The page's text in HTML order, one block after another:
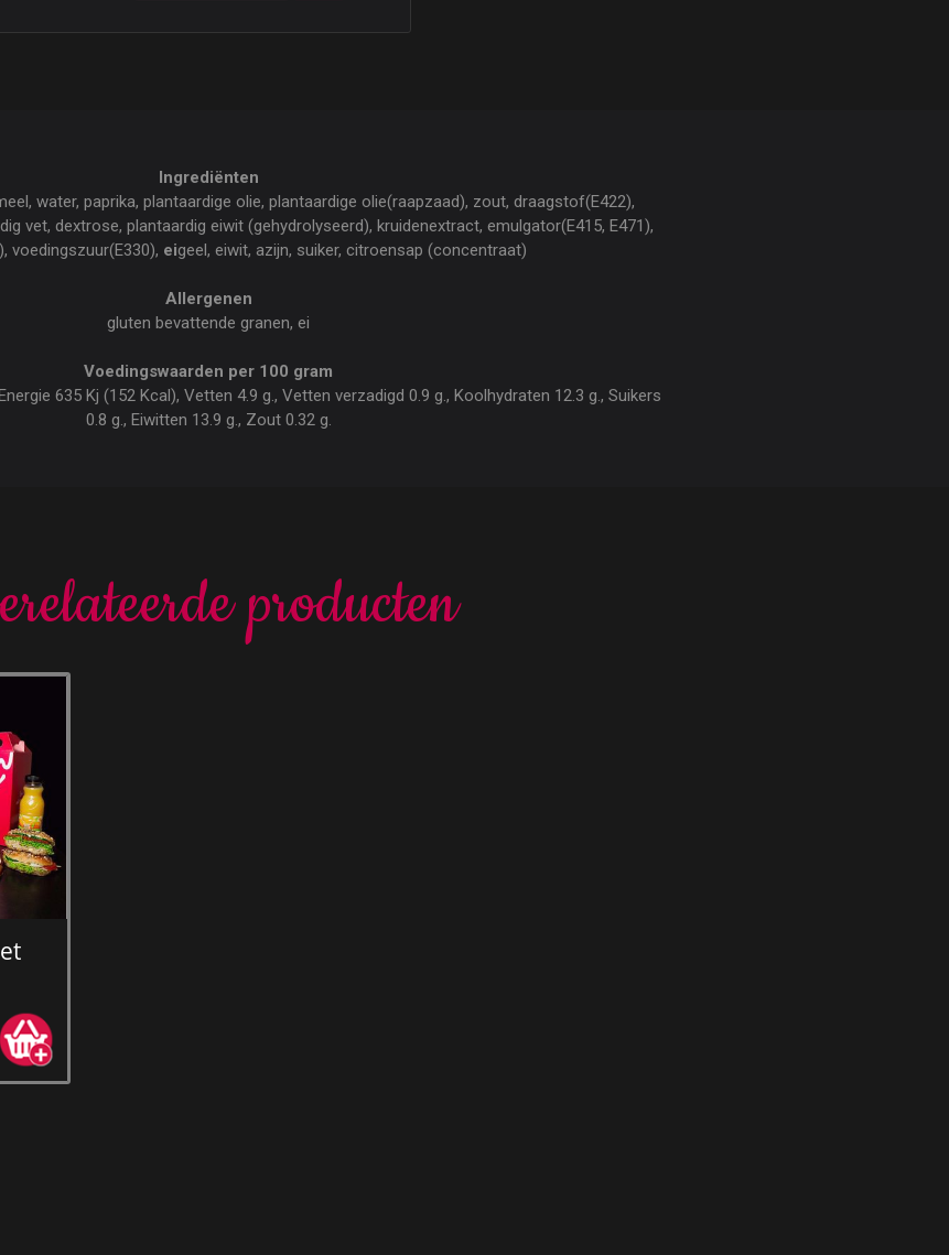
Ingrediënten
water, paprika, plantaardige olie, plantaardige olie(raapzaad), zout, draagstof(E422),
vet, dextrose, plantaardig eiwit (gehydrolyseerd), kruidenextract, emulgator(E415, E471),
voedingszuur(E330), eigeel, eiwit, azijn, suiker, citroensap (concentraat)
Allergenen
gluten bevattende granen, ei
Voedingswaarden per 100 gram
635 Kj (152 Kcal), Vetten 4.9 g., Vetten verzadigd 0.9 g., Koolhydraten 12.3 g., Suikers
0.8 g., Eiwitten 13.9 g., Zout 0.32 g.
producten